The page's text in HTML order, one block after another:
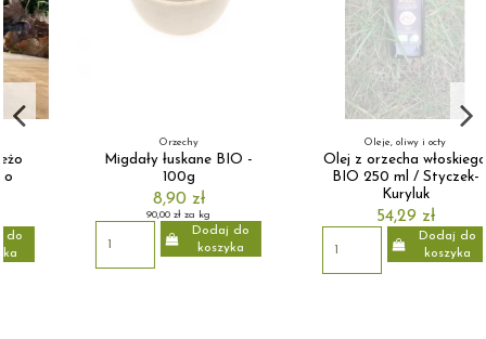
Migdały łuskane BIO -
8,90 zł
90,00 zł za kg
Dodaj do
koszyka
Oleje, oliwy i octy
Olej z orzecha włoskiego
BIO 250 ml / Styczek-
54,29 zł
Dodaj do
koszyka